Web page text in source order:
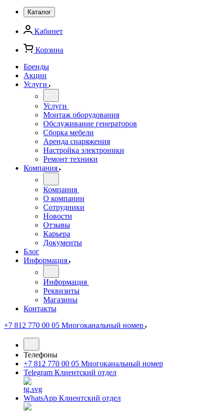
Каталог
Кабинет
Корзина
Бренды
Акции
Услуги
Услуги
Монтаж оборудования
Обслуживание генераторов
Сборка мебели
Аренда снаряжения
Настройка электроники
Ремонт техники
Компания
Компания
О компании
Сотрудники
Новости
Отзывы
Карьера
Документы
Блог
Информация
Информация
Реквизиты
Магазины
Контакты
+7 812 770 00 05 Многоканальный номер
Телефоны
+7 812 770 00 05 Многоканальный номер
Telegram Клиентский отдел
WhatsApp Клиентский отдел